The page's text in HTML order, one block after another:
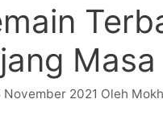
November 2021 Oleh